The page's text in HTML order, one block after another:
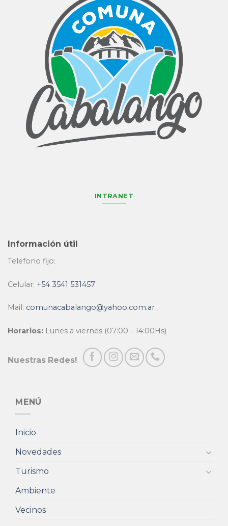
INTRANET
Información útil
Telefono fijo:
Celular: +54 3541 531457
Mail: comunacabalango@yahoo.com.ar
Horarios: Lunes a viernes (07:00 - 14:00Hs)
Nuestras Redes!
MENÚ
Inicio
Novedades
Turismo
Ambiente
Vecinos